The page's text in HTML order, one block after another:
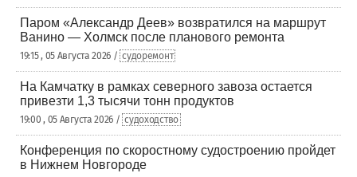
Паром «Александр Деев» возвратился на маршрут
Ванино — Холмск после планового ремонта
19:15 , 05 Августа 2026 / судоремонт
На Камчатку в рамках северного завоза остается
привезти 1,3 тысячи тонн продуктов
19:00 , 05 Августа 2026 / судоходство
Конференция по скоростному судостроению пройдет
в Нижнем Новгороде